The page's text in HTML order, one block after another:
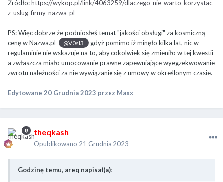
Żródło:https://wykop.pl/link/4063259/dlaczego-nie-warto-korzystac-
z-uslug-firmy-nazwa-pl
PS: Więc dobrze że podniosłeś temat "jakości obsługi" za kosmiczną
cenę w Nazwa.pl
@V0sl3
gdyż pomimo iż minęło kilka lat, nic w
regulaminie nie wskazuje na to, aby cokolwiek się zmieniło w tej kwestii
a zwłaszcza miało umocowanie prawne zapewniające wyegzekwowanie
zwrotu należności za nie wywiązanie się z umowy w określonym czasie.
Edytowane 20 Grudnia 2023 przez Maxx
theqkash
Opublikowano 21 Grudnia 2023
Godzinę temu, areq napisał(a):